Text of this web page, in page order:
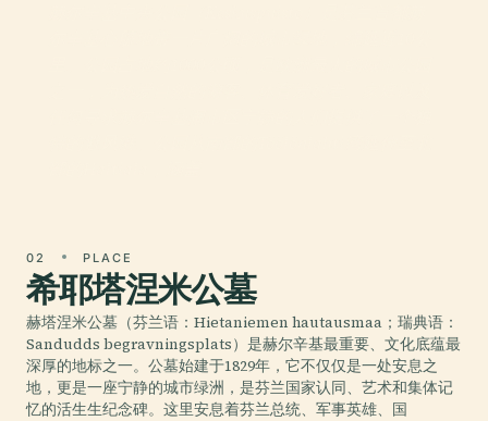
02 PLACE
希耶塔涅米公墓
赫塔涅米公墓（芬兰语：Hietaniemen hautausmaa；瑞典语：
Sandudds begravningsplats）是赫尔辛基最重要、文化底蕴最
深厚的地标之一。公墓始建于1829年，它不仅仅是一处安息之
地，更是一座宁静的城市绿洲，是芬兰国家认同、艺术和集体记
忆的活生生纪念碑。这里安息着芬兰总统、军事英雄、国